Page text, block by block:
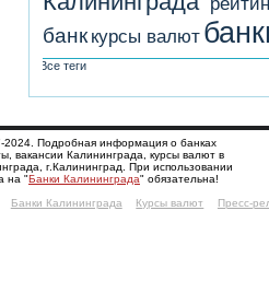
банк курсы валют
Все теги
2024. Подробная информация о банках
вакансии Калининграда, курсы валют в
г.Калининград. При использовании
на "Банки Калининграда" обязательна!
Банки Калининграда Курсы валют Пресс-